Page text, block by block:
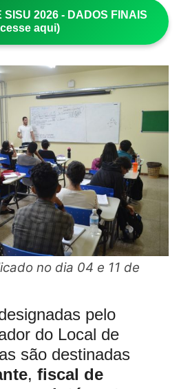
SISU 2026 - DADOS FINAIS
aqui)
no dia 04 e 11 de
pelo
do Local de
são destinadas
, fiscal de